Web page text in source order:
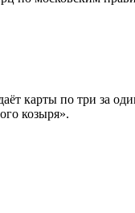
карты по три за
козыря».